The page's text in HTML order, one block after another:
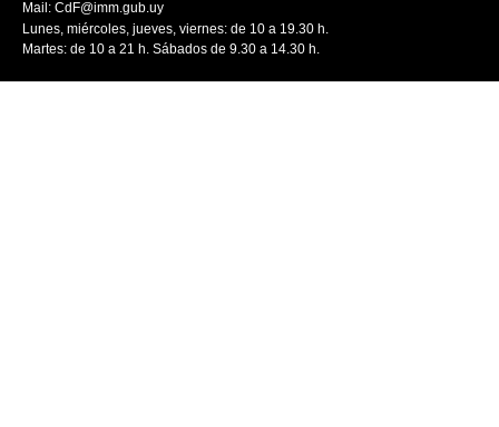
Mail: CdF@imm.gub.uy
Lunes, miércoles, jueves, viernes: de 10 a 19.30 h.
Martes: de 10 a 21 h. Sábados de 9.30 a 14.30 h.